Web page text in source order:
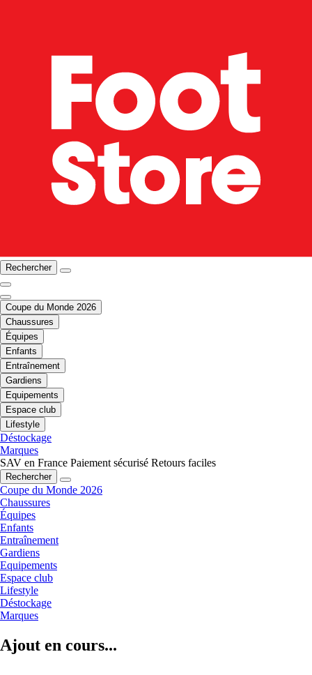
Rechercher
Coupe du Monde 2026
Chaussures
Équipes
Enfants
Entraînement
Gardiens
Equipements
Espace club
Lifestyle
Déstockage
Marques
SAV en France Paiement sécurisé Retours faciles
Rechercher
Coupe du Monde 2026
Chaussures
Équipes
Enfants
Entraînement
Gardiens
Equipements
Espace club
Lifestyle
Déstockage
Marques
Ajout en cours...